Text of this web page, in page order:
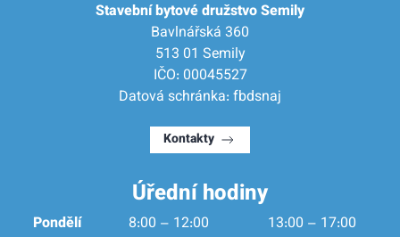
Stavební bytové družstvo Semily
Bavlnářská 360
513 01 Semily
IČO: 00045527
Datová schránka: fbdsnaj
Kontakty
Úřední hodiny
Pondělí 8:00 – 12:00
13:00 – 17:00